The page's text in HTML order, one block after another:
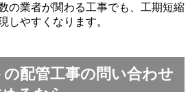
の業者が関わる工事でも、工期短縮
しやすくなります。
配管工事の問い合わせ